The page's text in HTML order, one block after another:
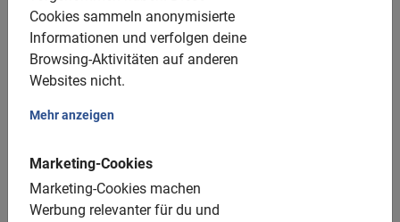
Cookies sammeln anonymisierte
Informationen und verfolgen deine
Browsing-Aktivitäten auf anderen
Websites nicht.
Mehr anzeigen
Marketing-Cookies
Marketing-Cookies machen
Werbung relevanter für du und
Kindertandem: verfügbar, 22 € Aufpreis
Helme: verfügbar
Tandems: nicht verfügbar
Buchbar für Gruppen von 2 bis 200 Teilnehmern
Durchschnittliche Gruppengröße: 8 Teilnehmer